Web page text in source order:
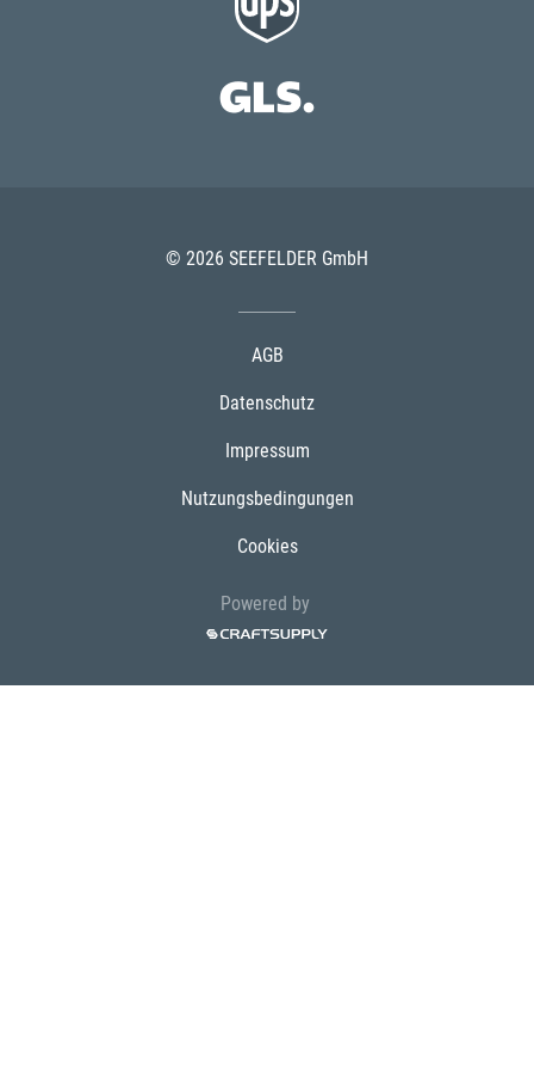
© 2026 SEEFELDER GmbH
AGB
Datenschutz
Impressum
Nutzungsbedingungen
Cookies
Powered by